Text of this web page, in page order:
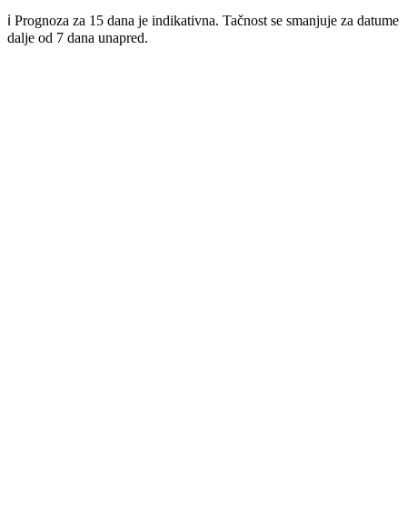
ℹ️ Prognoza za 15 dana je indikativna. Tačnost se smanjuje za datume
dalje od 7 dana unapred.